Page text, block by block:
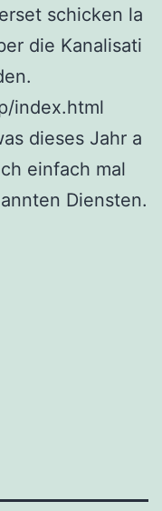
schicken la
die Kanalisati
index.html
dieses Jahr a
einfach mal
Diensten.